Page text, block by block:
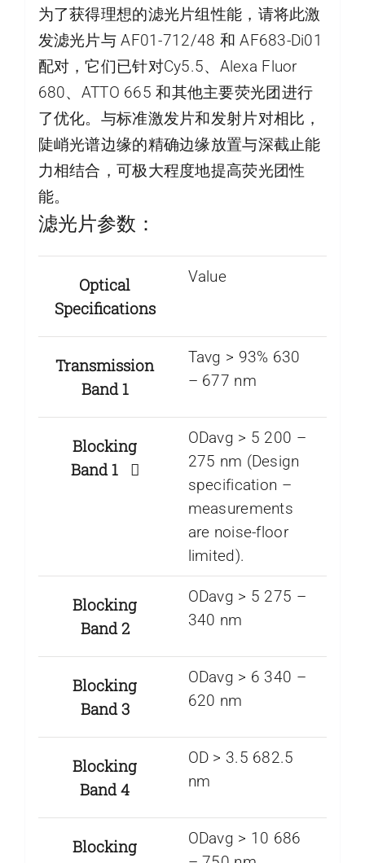
为了获得理想的滤光片组性能，请将此激
发滤光片与 AF01-712/48 和 AF683-Di01
配对，它们已针对Cy5.5、Alexa Fluor
680、ATTO 665 和其他主要荧光团进行
了优化。与标准激发片和发射片对相比，
陡峭光谱边缘的精确边缘放置与深截止能
力相结合，可极大程度地提高荧光团性
能。
滤光片参数：
Optical
Specifications
Value
Transmission
Band 1
Tavg > 93% 630
– 677 nm
Blocking
Band 1
ODavg > 5 200 –
275 nm (Design
specification –
measurements
are noise-floor
limited).
Blocking
Band 2
ODavg > 5 275 –
340 nm
Blocking
Band 3
ODavg > 6 340 –
620 nm
Blocking
Band 4
OD > 3.5 682.5
nm
Blocking
ODavg > 10 686